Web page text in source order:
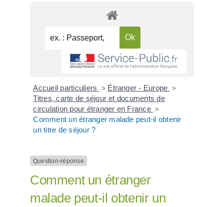
Accueil particuliers > Étranger - Europe >
Titres, carte de séjour et documents de
circulation pour étranger en France >
Comment un étranger malade peut-il obtenir
un titre de séjour ?
Question-réponse
Comment un étranger
malade peut-il obtenir un